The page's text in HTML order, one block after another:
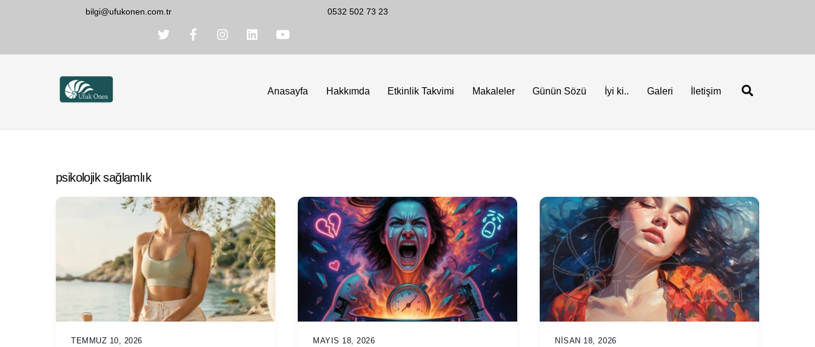
bilgi@ufukonen.com.tr 0532 502 73 23
Anasayfa Hakkımda Etkinlik Takvimi Makaleler Günün Sözü İyi ki.. Galeri İletişim
psikolojik sağlamlık
TEMMUZ 10, 2026 MAYIS 18, 2026 NISAN 18, 2026